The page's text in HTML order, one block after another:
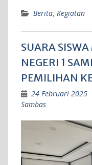
Berita, Kegiatan
SUARA
NEGERI 1
PEMILIHAN
24 Februari 2025
Sambas